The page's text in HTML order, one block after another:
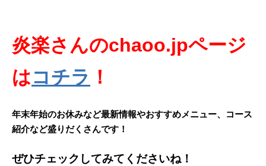
炎楽さんのchaoo.jpページ
はコチラ ！
年末年始のお休みなど最新情報やおすすめメニュー、コース
紹介など盛りだくさんです！
ぜひチェックしてみてくださいね！